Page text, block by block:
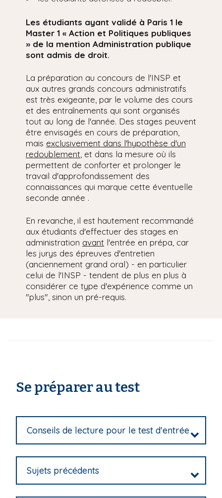
Les étudiants ayant validé à Paris 1 le
Master 1 « Action et Politiques publiques
» de la mention Administration publique
sont admis de droit.
La préparation au concours de l'INSP et
aux autres grands concours administratifs
est très exigeante, par le volume des cours
et des entraînements qui sont organisés
tout au long de l'année. Des stages peuvent
être envisagés en cours de préparation,
mais exclusivement dans l'hypothèse d'un
redoublement , et dans la mesure où ils
permettent de conforter et prolonger le
travail d'approfondissement des
connaissances qui marque cette éventuelle
seconde année .
En revanche, il est hautement recommandé
aux étudiants d'effectuer des stages en
administration avant l'entrée en prépa, car
les jurys des épreuves d'entretien
(anciennement grand oral) - en particulier
celui de l'INSP - tendent de plus en plus à
considérer ce type d'expérience comme un
"plus", sinon un pré-requis.
Se préparer au test
Conseils de lecture pour le test d'entrée
Sujets précédents